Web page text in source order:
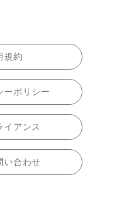
規約
ーポリシー
イアンス
い合わせ